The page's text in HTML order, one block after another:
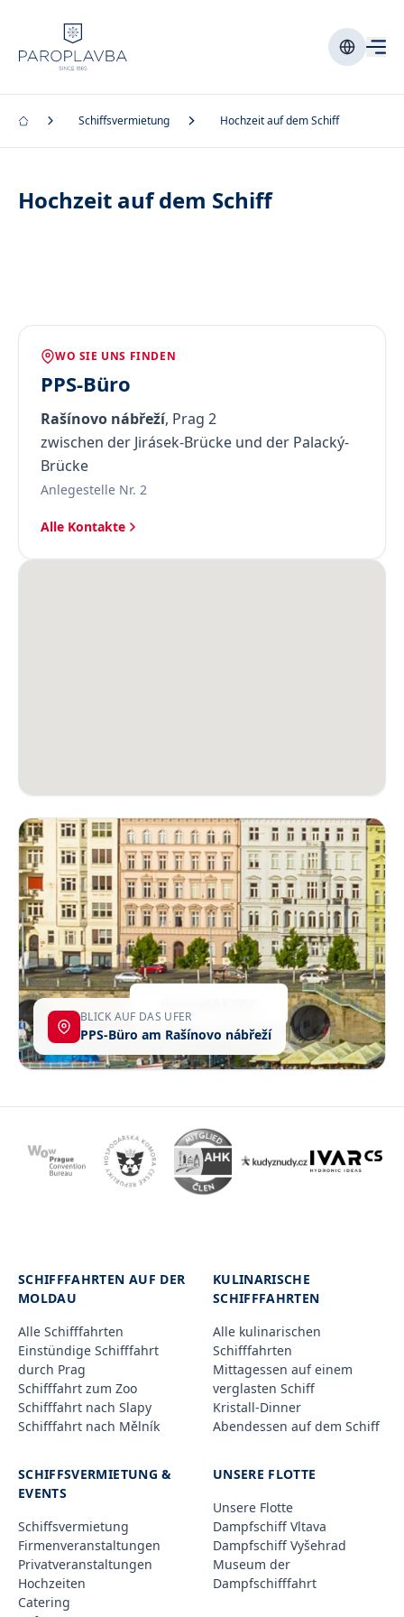
Schiffsvermietung Hochzeit auf dem Schiff
Hochzeit auf dem Schiff
WO SIE UNS FINDEN
PPS-Büro
Rašínovo nábřeží, Prag 2
zwischen der Jirásek-Brücke und der Palacký-
Brücke
Anlegestelle Nr. 2
Alle Kontakte
BLICK AUF DAS UFER
PPS-Büro am Rašínovo nábřeží
SCHIFFFAHRTEN AUF DER
MOLDAU
Alle Schifffahrten
Einstündige Schifffahrt
durch Prag
Schifffahrt zum Zoo
Schifffahrt nach Slapy
Schifffahrt nach Mělník
KULINARISCHE
SCHIFFFAHRTEN
Alle kulinarischen
Schifffahrten
Mittagessen auf einem
verglasten Schiff
Kristall-Dinner
Abendessen auf dem Schiff
SCHIFFSVERMIETUNG &
EVENTS
Schiffsvermietung
Firmenveranstaltungen
Privatveranstaltungen
Hochzeiten
Catering
UNSERE FLOTTE
Unsere Flotte
Dampfschiff Vltava
Dampfschiff Vyšehrad
Museum der
Dampfschifffahrt